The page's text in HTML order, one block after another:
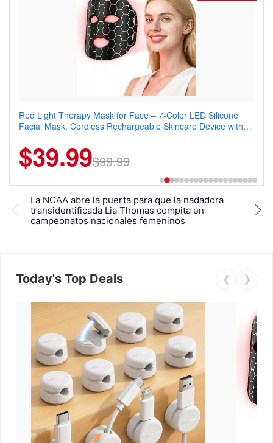
Red Light Therapy Mask for Face – 7-Color LED Silicone
Facial Mask, Cordless Rechargeable Skincare Device with
$39.99$99.99
Men's Slim Fit Polo Shirt – Quick Dry Moisture Wicking, High
Elasticity, Athletic Fit Polo for Golf, Tennis, Work & Casual
$6.99$29.99
La NCAA abre la puerta para que la nadadora
transidentificada Lia Thomas compita en
campeonatos nacionales femeninos
a
Today's Top Deals ❮ ❯